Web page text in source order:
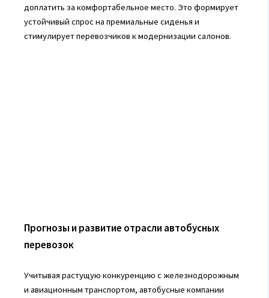
доплатить за комфортабельное место. Это формирует
устойчивый спрос на премиальные сиденья и
стимулирует перевозчиков к модернизации салонов.
Прогнозы и развитие отрасли автобусных
перевозок
Учитывая растущую конкуренцию с железнодорожным
и авиационным транспортом, автобусные компании